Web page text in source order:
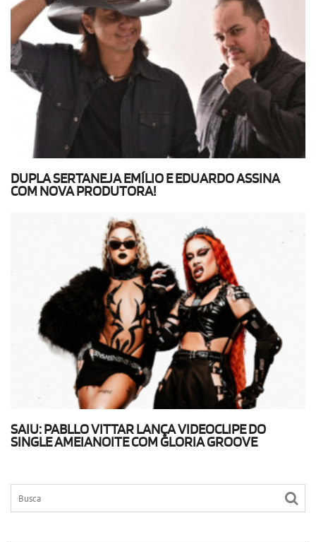
DUPLA SERTANEJA EMÍLIO E EDUARDO ASSINA
COM NOVA PRODUTORA!
SAIU: PABLLO VITTAR LANÇA VIDEOCLIPE DO
SINGLE AMEIANOITE COM GLORIA GROOVE